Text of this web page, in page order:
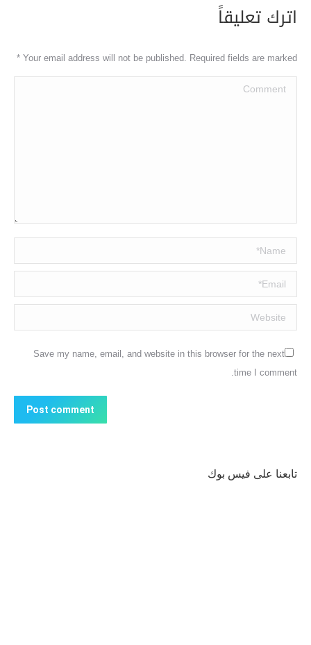
اترك تعليقاً
Your email address will not be published. Required fields are marked
*
Comment
Name *
Email *
Website
Save my name, email, and website in this browser for the next
time I comment.
Post comment
تابعنا على فيس بوك